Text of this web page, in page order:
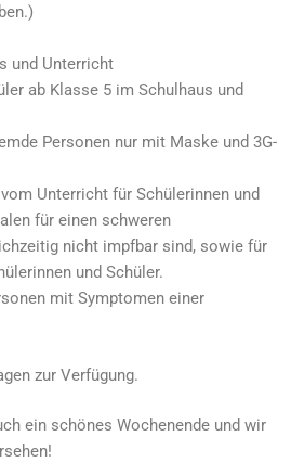
und Unterricht
ab Klasse 5 im Schulhaus und
Personen nur mit Maske und 3G-
Unterricht für Schülerinnen und
für einen schweren
nicht impfbar sind, sowie für
und Schüler.
mit Symptomen einer
zur Verfügung.
ein schönes Wochenende und wir